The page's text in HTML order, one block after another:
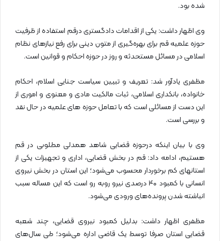
شده بود.
وی اظهار داشت: یکی از اقدامات دادگستری درقم استفاده از ظرفیت
حوزه علمیه قم برای بهره‌گیری از متون دینی برای رفع نیازهای نظام
اسلامی در مسائل مستحدثه و روز در حوزه احکام و قوانین است.
مظفری یادآور شد: تعریف و تبیین سیاست جنایی اسلام، احکام
خانواده، بانکداری اسلامی، ثبات مالکیت مادی و معنوی و اموری از
این دست از مسائلی است که با تعامل حوزه های علمیه در حال نقد
و بررسی است.
وی با بیان اینکه درحوزه قضایی شاهد همدلی مطلوبی در قم
هستیم، ادامه داد: قم در بخش قضایی، اداری و تجهیزات یکی از
استانهای کم برخوردار محسوب می‌شود؛ این استان در بخش نیروی
انسانی با کمبود ۴۰ درصدی نیرو روبه رو است که این مساله سبب
انباشته شدن پرونده‌های ورودی می‌شود.
مظفری اظهار داشت: بدلیل کمبود نیروی قضایی، چند شعبه
قضایی استان صرفا توسط یک قاضی اداره می‌شود؛ طی سال‌های